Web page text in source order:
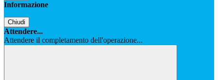
Informazione
Chiudi
Attendere...
Attendere il completamento dell'operazione...